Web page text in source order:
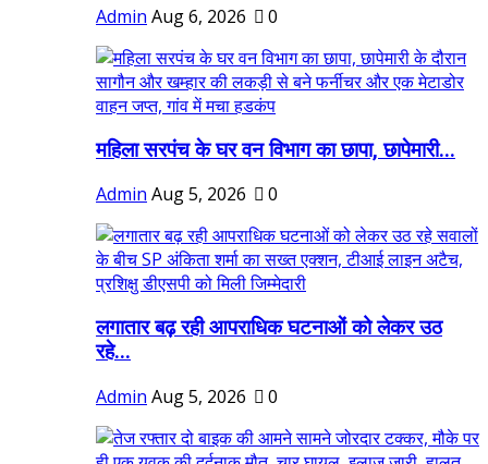
Admin Aug 6, 2026 0
महिला सरपंच के घर वन विभाग का छापा, छापेमारी...
Admin Aug 5, 2026 0
लगातार बढ़ रही आपराधिक घटनाओं को लेकर उठ
रहे...
Admin Aug 5, 2026 0